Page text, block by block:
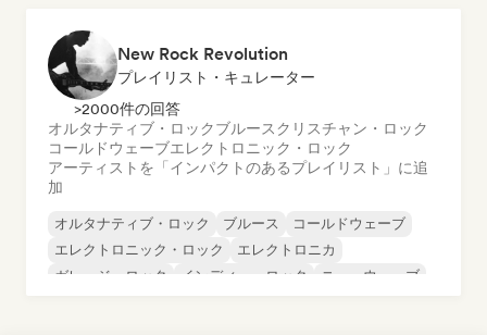
New Rock Revolution
プレイリスト・キュレーター
>2000件の回答
オルタナティブ・ロックブルースクリスチャン・ロック
コールドウェーブエレクトロニック・ロック
アーティストを「インパクトのあるプレイリスト」に追
加
オルタナティブ・ロック ブルース
コールドウェーブ
エレクトロニック・ロック
エレクトロニカ
ガレージ・ロック
インディー・ロック ニューウェーブ